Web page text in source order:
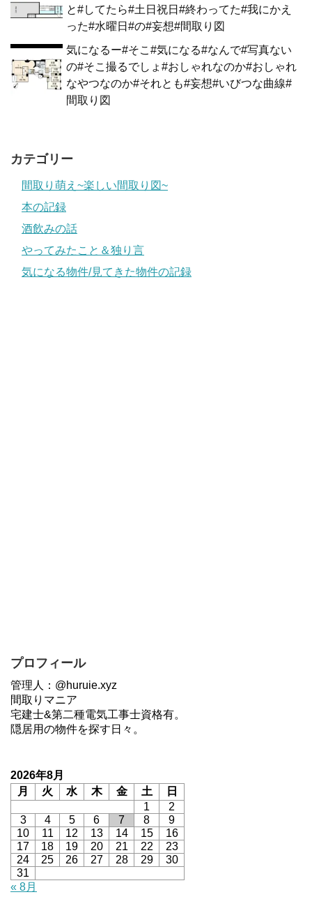
と#してたら#土日祝日#終わってた#我にかえ
った#水曜日#の#妄想#間取り図
気になるー#そこ#気になる#なんで#写真ない
の#そこ撮るでしょ#おしゃれなのか#おしゃれ
なやつなのか#それとも#妄想#いびつな曲線#
間取り図
カテゴリー
間取り萌え~楽しい間取り図~
本の記録
酒飲みの話
やってみたこと＆独り言
気になる物件/見てきた物件の記録
プロフィール
管理人：@huruie.xyz
間取りマニア
宅建士&第二種電気工事士資格有。
隠居用の物件を探す日々。
2026年8月
月
火 水 木 金 土
日
1
2
3
4 5 6 7 8
9
10
11 12 13 14 15
16
17
18 19 20 21 22
23
24
25 26 27 28 29
30
31
« 8月